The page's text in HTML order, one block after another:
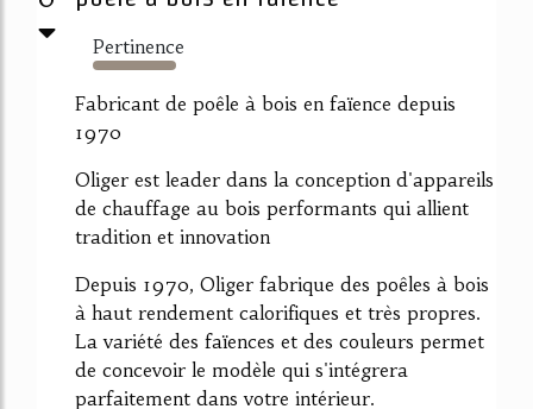
Pertinence
380%
Fabricant de poêle à bois en faïence depuis
1970
Oliger est leader dans la conception d'appareils
de chauffage au bois performants qui allient
tradition et innovation
Depuis 1970, Oliger fabrique des poêles à bois
à haut rendement calorifiques et très propres.
La variété des faïences et des couleurs permet
de concevoir le modèle qui s'intégrera
parfaitement dans votre intérieur.